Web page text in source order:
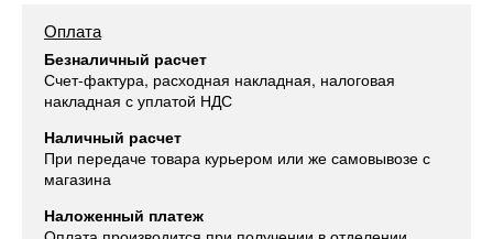
Оплата
Безналичный расчет
Счет-фактура, расходная накладная, налоговая
накладная с уплатой НДС
Наличный расчет
При передаче товара курьером или же самовывозе с
магазина
Наложенный платеж